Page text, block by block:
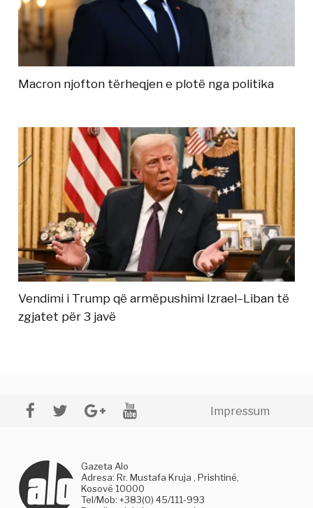
Macron njofton tërheqjen e plotë nga politika
Vendimi i Trump që armëpushimi Izrael–Liban të
zgjatet për 3 javë
Impressum
Gazeta Alo
Adresa: Rr. Mustafa Kruja , Prishtinë,
Kosovë 10000
Tel/Mob: +383(0) 45/111-993